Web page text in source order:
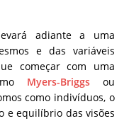
adiante a uma
e das variáveis
começar com uma
Myers-Briggs ou
como indivíduos, o
e equilíbrio das visões